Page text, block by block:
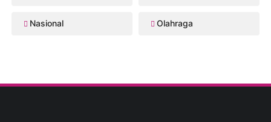
Nasional Olahraga